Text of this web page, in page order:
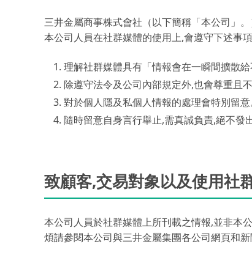
三井金屬商事株式會社（以下簡稱「本公司」
本公司人員在社群媒體的使用上,會遵守下述事項
理解社群媒體具有「情報會在一瞬間擴散
除遵守法令及公司內部規定外,也會尊重且
對於個人隱及私個人情報的處理會特別留意
隨時留意自身言行舉止,需真誠負責,絕不發
致顧客,交易對象以及使用社
本公司人員於社群媒體上所刊載之情報,並非本
煩請參閱本公司與三井金屬集團各公司網頁和新